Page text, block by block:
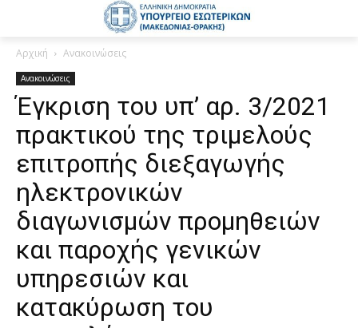
Αρχική Ανακοινώσεις
Ανακοινώσεις
Έγκριση του υπ’ αρ. 3/2021
πρακτικού της τριμελούς
επιτροπής διεξαγωγής
ηλεκτρονικών
διαγωνισμών προμηθειών
και παροχής γενικών
υπηρεσιών και
κατακύρωση του